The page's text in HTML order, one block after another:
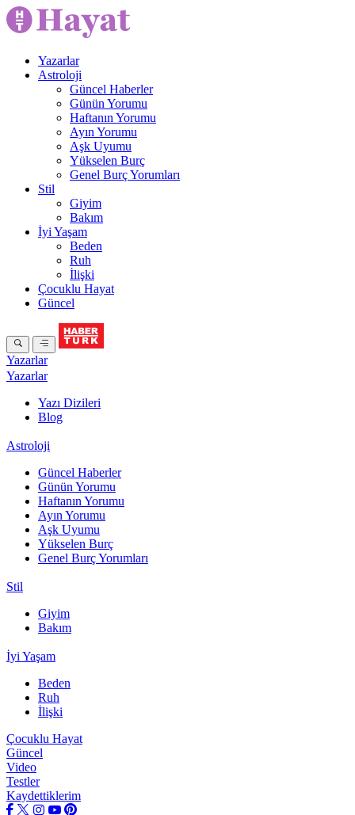
Yazarlar
Astroloji
Güncel Haberler
Günün Yorumu
Haftanın Yorumu
Ayın Yorumu
Aşk Uyumu
Yükselen Burç
Genel Burç Yorumları
Stil
Giyim
Bakım
İyi Yaşam
Beden
Ruh
İlişki
Çocuklu Hayat
Güncel
Yazarlar
Yazarlar
Yazı Dizileri
Blog
Astroloji
Güncel Haberler
Günün Yorumu
Haftanın Yorumu
Ayın Yorumu
Aşk Uyumu
Yükselen Burç
Genel Burç Yorumları
Stil
Giyim
Bakım
İyi Yaşam
Beden
Ruh
İlişki
Çocuklu Hayat
Güncel
Video
Testler
Kaydettiklerim